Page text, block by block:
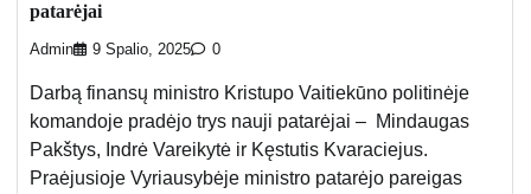
patarėjai
Admin 9 Spalio, 2025 0
Darbą finansų ministro Kristupo Vaitiekūno politinėje
komandoje pradėjo trys nauji patarėjai – Mindaugas
Pakštys, Indrė Vareikytė ir Kęstutis Kvaraciejus.
Praėjusioje Vyriausybėje ministro patarėjo pareigas